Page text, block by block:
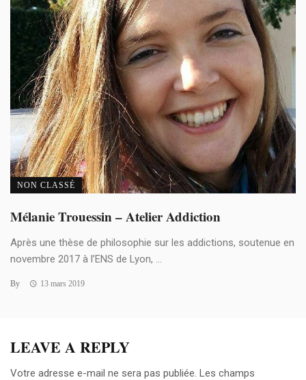
NON CLASSÉ
Mélanie Trouessin – Atelier Addiction
Après une thèse de philosophie sur les addictions, soutenue en
novembre 2017 à l’ENS de Lyon, ...
By 13 mars 2019
LEAVE A REPLY
Votre adresse e-mail ne sera pas publiée. Les champs